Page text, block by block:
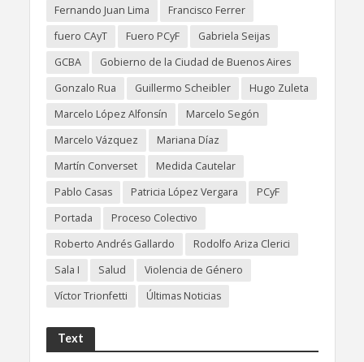
Fernando Juan Lima
Francisco Ferrer
fuero CAyT
Fuero PCyF
Gabriela Seijas
GCBA
Gobierno de la Ciudad de Buenos Aires
Gonzalo Rua
Guillermo Scheibler
Hugo Zuleta
Marcelo López Alfonsín
Marcelo Segón
Marcelo Vázquez
Mariana Díaz
Martín Converset
Medida Cautelar
Pablo Casas
Patricia López Vergara
PCyF
Portada
Proceso Colectivo
Roberto Andrés Gallardo
Rodolfo Ariza Clerici
Sala I
Salud
Violencia de Género
Víctor Trionfetti
Últimas Noticias
Text